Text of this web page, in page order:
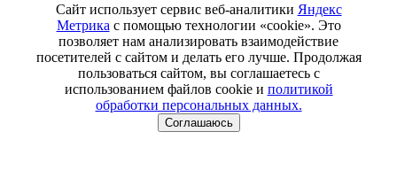
Сайт использует сервис веб-аналитики Яндекс
Метрика с помощью технологии «cookie». Это
позволяет нам анализировать взаимодействие
посетителей с сайтом и делать его лучше. Продолжая
пользоваться сайтом, вы соглашаетесь с
использованием файлов cookie и политикой
обработки персональных данных.
Соглашаюсь